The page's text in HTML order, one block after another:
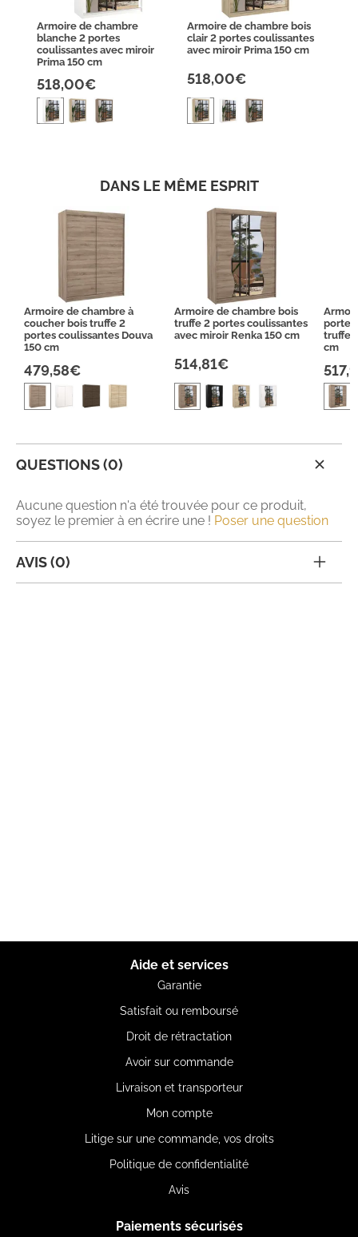
Armoire de chambre
blanche 2 portes
coulissantes avec miroir
Prima 150 cm
518,00€
Armoire de chambre bois
clair 2 portes coulissantes
avec miroir Prima 150 cm
518,00€
DANS LE MÊME ESPRIT
Armoire de chambre à
coucher bois truffe 2
portes coulissantes Douva
150 cm
479,58€
Armoire de chambre bois
truffe 2 portes coulissantes
avec miroir Renka 150 cm
514,81€
portes
truffe
cm
QUESTIONS (0)
Aucune question n'a été trouvée pour ce produit,
soyez le premier à en écrire une ! Poser une question
AVIS (0)
Aide et services
Garantie
Satisfait ou remboursé
Droit de rétractation
Avoir sur commande
Livraison et transporteur
Mon compte
Litige sur une commande, vos droits
Politique de confidentialité
Avis
Paiements sécurisés